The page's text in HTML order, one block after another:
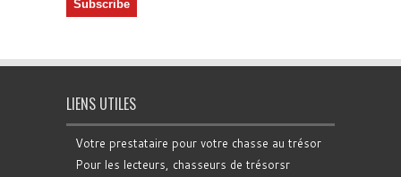
LIENS UTILES
Votre prestataire pour votre chasse au trésor
Pour les lecteurs, chasseurs de trésorsr